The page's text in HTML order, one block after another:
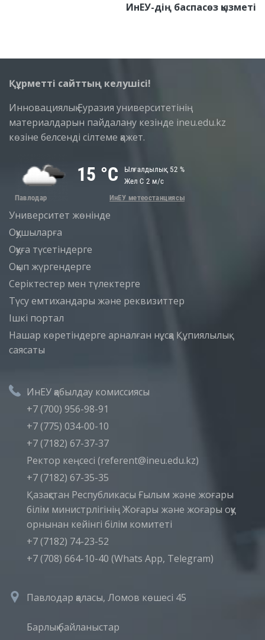
ИнЕУ-дің баспасөз қызметі
Құрметті сайттың келушісі!
Инновациялық Еуразия университетінің
материалдарын пайдалану кезінде ineu.edu.kz
көзіне белсенді сілтеме қажет.
Университет жөнінде
Оқушыларға
Оқуға түсетіндерге
Оқып жүргендерге
Серіктестер мен түлектерге
Түсу емтихандары және реквизиттер
Iшкi портал
Нашар көретіндерге арналған нұсқа Құпиялылық
саясаты
ИнЕУ қабылдау комиссиясы
+7 (700) 956-98-91
+7 (775) 034-00-10
+7 (7182) 67-37-37
Ректор кеңсесі (referent@ineu.edu.kz)
+7 (7182) 67-35-35
Қазақстан Республикасы Ғылым және жоғары
білім министрлігінің Жоғары және жоғары оқу
орнынан кейінгі білім комитеті
+7 (7182) 74-23-52
+7 (708) 664-10-40 (Whats App, Telegram)
Павлодар қаласы, Ломов көшесі 45
Барлық байланыстар